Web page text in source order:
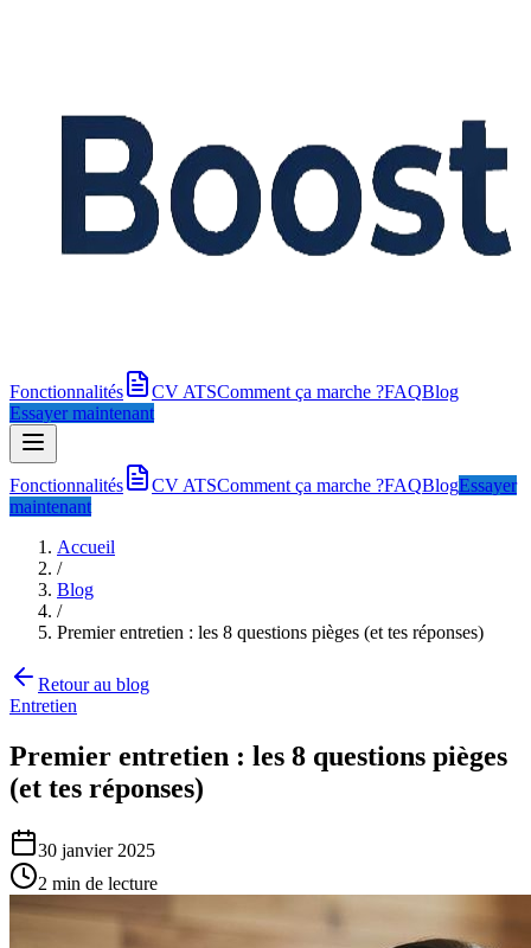
Fonctionnalités CV ATSComment ça marche ?FAQBlog
Essayer maintenant
Fonctionnalités CV ATSComment ça marche ?FAQBlogEssayer
maintenant
Accueil
/
Blog
/
Premier entretien : les 8 questions pièges (et tes réponses)
Retour au blog
Entretien
Premier entretien : les 8 questions pièges
(et tes réponses)
30 janvier 2025
2 min de lecture